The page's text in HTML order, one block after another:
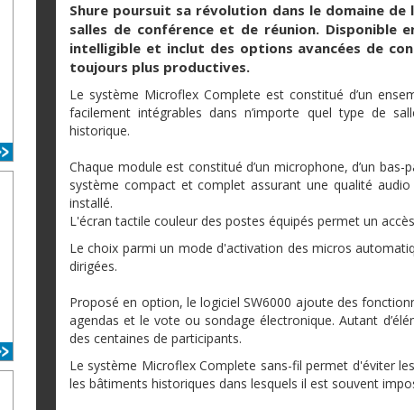
Shure poursuit sa révolution dans le domaine
salles de conférence et de réunion. Disponible
intelligible et inclut des options avancées de
toujours plus productives.
Le système Microflex Complete est constitué d’un
facilement intégrables dans n’importe quel type de
historique.
Chaque module est constitué d’un microphone, d’un
système compact et complet assurant une qualité
installé.
L'écran tactile couleur des postes équipés permet un
Le choix parmi un mode d'activation des micros
dirigées.
Proposé en option, le logiciel SW6000 ajoute des
agendas et le vote ou sondage électronique. Autant
des centaines de participants.
Le système Microflex Complete sans-fil permet d'éviter
les bâtiments historiques dans lesquels il est souvent